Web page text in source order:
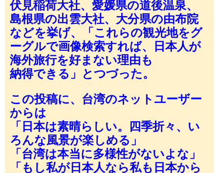
伏見稲荷大社、愛媛県の道後温泉、
島根県の出雲大社、大分県の由布院
などを挙げ、「これらの観光地をグ
ーグルで画像検索すれば、日本人が
海外旅行を好まない理由も
納得できる」とつづった。
この投稿に、台湾のネットユーザー
からは
「日本は素晴らしい。四季折々、い
ろんな風景が楽しめる」
「台湾は本当に多様性がないよな」
「もし私が日本人なら私も日本から